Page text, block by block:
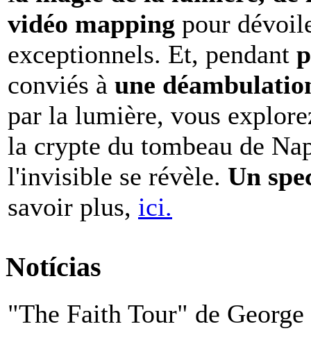
vidéo mapping pour
exceptionnels. Et, pendant
conviés à une
par la lumière, vous
la crypte du tombeau de
l'invisible se révèle. Un
savoir plus, ici.
Notícias
"The Faith Tour" de